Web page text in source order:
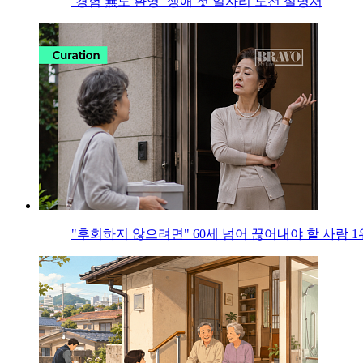
"후회하지 않으려면" 60세 넘어 끊어내야 할 사람 1